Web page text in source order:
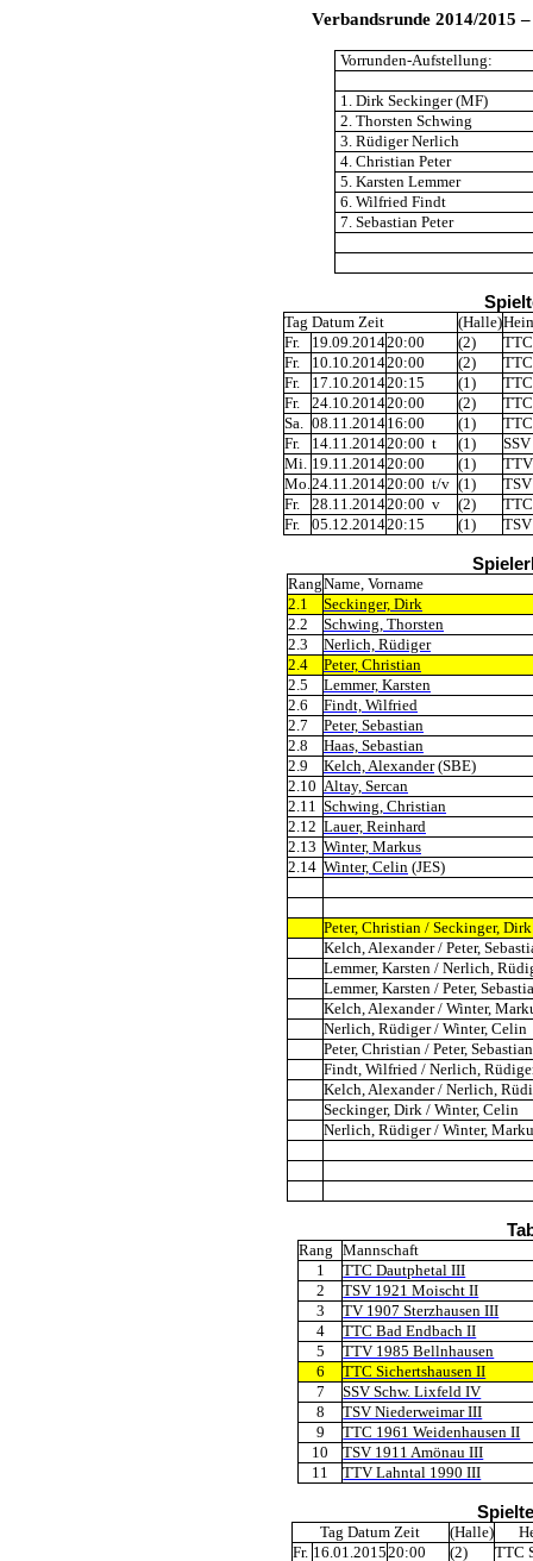
Verbandsrunde 2014/2015
Vorrunden-Aufstellung:
1. Dirk Seckinger (MF)
2. Thorsten Schwing
3. Rüdiger Nerlich
4. Christian Peter
5. Karsten Lemmer
6. Wilfried Findt
7. Sebastian Peter
Tag Datum Zeit (Halle)
Fr.
19.09.201420:00 (2)
Fr.
10.10.201420:00 (2)
Fr.
17.10.201420:15 (1)
Fr.
24.10.201420:00 (2)
Sa. 08.11.201416:00 (1)
Fr.
14.11.201420:00 t (1)
Mi. 19.11.201420:00 (1)
Mo.24.11.201420:00 t/v (1)
Fr.
28.11.201420:00 v (2)
Fr.
05.12.201420:15 (1)
RangName, Vorname
2.1
Seckinger, Dirk
2.2
Schwing, Thorsten
2.3
Nerlich, Rüdiger
2.4
Peter, Christian
2.5
Lemmer, Karsten
2.6
Findt, Wilfried
2.7
Peter, Sebastian
2.8
Haas, Sebastian
2.9
Kelch, Alexander(SBE)
2.10 Altay, Sercan
2.11 Schwing, Christian
2.12 Lauer, Reinhard
2.13 Winter, Markus
2.14 Winter, Celin (JES)
Peter, Christian / Seckinger, Dirk
Kelch, Alexander / Peter,
Lemmer, Karsten / Nerlich,
Lemmer, Karsten / Peter,
Kelch, Alexander / Winter,
Nerlich, Rüdiger / Winter, Celin
Peter, Christian / Peter, Sebastian
Findt, Wilfried / Nerlich,
Kelch, Alexander / Nerlich,
Seckinger, Dirk / Winter, Celin
Nerlich, Rüdiger / Winter,
Rang
Mannschaft
1
TTC Dautphetal III
2
TSV 1921 Moischt II
3
TV 1907 Sterzhausen III
4
TTC Bad Endbach II
5
TTV 1985 Bellnhausen
6
TTC Sichertshausen II
7
SSV Schw. Lixfeld IV
8
TSV Niederweimar III
9
TTC 1961 Weidenhausen II
10
TSV 1911 Amönau III
11
TTV Lahntal 1990 III
Tag Datum Zeit (Halle)
Fr. 16.01.201520:00 (2)
TTC